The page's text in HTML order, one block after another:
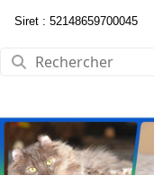
Siret : 52148659700045